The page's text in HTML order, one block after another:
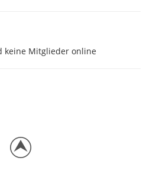
keine Mitglieder online